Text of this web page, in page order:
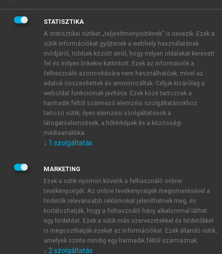
BELÉPÉS SAJÁT FIÓKKAL
ÚJ FIÓK LÉTREHOZÁSA
1 óra díjmentes hozzáférés
E-MAIL-CÍM
JELSZÓ
JELSZÓ ÚJRA
Kérek értesítést a MeRSZ újdonságairól, akcióiról.
Kérek értesítést az Akadémiai Kiadó Zrt. újdonságairól,
STATISZTIKA
A statisztikai sütiket „teljesítménysütiknek” is nevezik. Ezek a
sütik információkat gyűjtenek a webhely használatának
módjáról, többek között arról, hogy milyen oldalakat keresett
fel és milyen linkekre kattintott. Ezek az információk a
felhasználó azonosítására nem használhatóak, mivel az
adatok összesítettek és anonimizáltak. Céljuk kizárólag a
weboldal funkcióinak javítása. Ezek közé tartoznak a
harmadik féltől származó elemzési szolgáltatásokhoz
tartozó sütik; ilyen elemzési szolgáltatások a
látogatóelemzések, a hőtérképek és a közösségi
médiaanalitika.
↓ 1 szolgáltatás
MARKETING
Ezek a sütik nyomon követik a felhasználó online
tevékenységét. Az online tevékenységek megismerésével a
hirdetők relevánsabb reklámokat jeleníthetnek meg, és
korlátozhatják, hogy a felhasználó hány alkalommal láthat
egy hirdetést. Ezek a sütik más szervezetekkel és hirdetőkkel
is megoszthatják ezeket az információkat. Ezek állandó sütik,
amelyek szinte mindig egy harmadik féltől származnak.
↓ 2 szolgáltatás